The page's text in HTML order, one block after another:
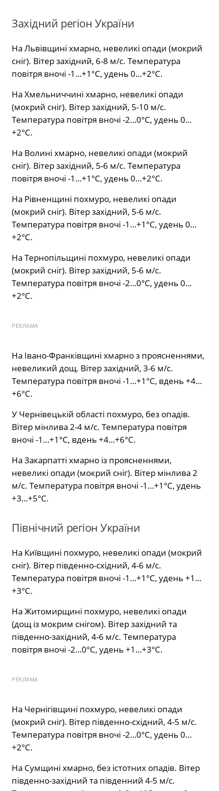
Західний регіон України
На Львівщині хмарно, невеликі опади (мокрий
сніг). Вітер західний, 6-8 м/с. Температура
повітря вночі -1…+1°С, удень 0…+2°С.
На Хмельниччині хмарно, невеликі опади
(мокрий сніг). Вітер західний, 5-10 м/с.
Температура повітря вночі -2…0°С, удень 0…
+2°С.
На Волині хмарно, невеликі опади (мокрий
сніг). Вітер західний, 5-6 м/с. Температура
повітря вночі -1…+1°С, удень 0…+2°С.
На Рівненщині похмуро, невеликі опади
(мокрий сніг). Вітер західний, 5-6 м/с.
Температура повітря вночі -1…+1°С, удень 0…
+2°С.
На Тернопільщині похмуро, невеликі опади
(мокрий сніг). Вітер західний, 5-6 м/с.
Температура повітря вночі -2…0°С, удень 0…
+2°С.
РЕКЛАМА
На Івано-Франківщині хмарно з проясненнями,
невеликий дощ. Вітер західний, 3-6 м/с.
Температура повітря вночі -1…+1°С, вдень +4…
+6°С.
У Чернівецькій області похмуро, без опадів.
Вітер мінлива 2-4 м/с. Температура повітря
вночі -1…+1°С, вдень +4…+6°С.
На Закарпатті хмарно із проясненнями,
невеликі опади (мокрий сніг). Вітер мінлива 2
м/с. Температура повітря вночі -1…+1°С, удень
+3…+5°С.
Північний регіон України
На Київщині похмуро, невеликі опади (мокрий
сніг). Вітер південно-східний, 4-6 м/с.
Температура повітря вночі -1…+1°С, удень +1…
+3°С.
На Житомирщині похмуро, невеликі опади
(дощ із мокрим снігом). Вітер західний та
південно-західний, 4-6 м/с. Температура
повітря вночі -2…0°С, удень +1…+3°С.
РЕКЛАМА
На Чернігівщині похмуро, невеликі опади
(мокрий сніг). Вітер південно-східний, 4-5 м/с.
Температура повітря вночі -2…0°С, удень 0…
+2°С.
На Сумщині хмарно, без істотних опадів. Вітер
південно-західний та південний 4-5 м/с.